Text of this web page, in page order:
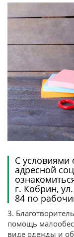
С условиями
адресной
г. Кобрин,
84 по
3.
помощь
виде одежды и